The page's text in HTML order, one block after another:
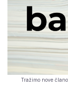
Tražimo nove